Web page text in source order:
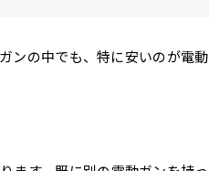
ンの中でも、特に安いのが電動